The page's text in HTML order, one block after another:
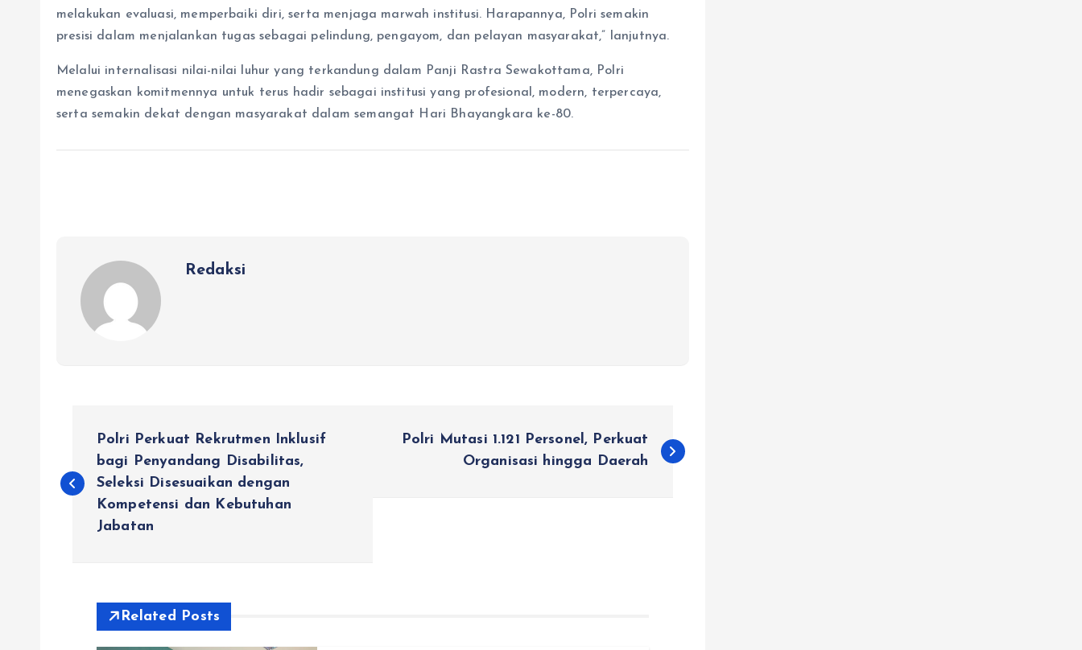
melakukan evaluasi, memperbaiki diri, serta menjaga marwah institusi. Harapannya, Polri semakin
presisi dalam menjalankan tugas sebagai pelindung, pengayom, dan pelayan masyarakat,” lanjutnya.
Melalui internalisasi nilai-nilai luhur yang terkandung dalam Panji Rastra Sewakottama, Polri
menegaskan komitmennya untuk terus hadir sebagai institusi yang profesional, modern, terpercaya,
serta semakin dekat dengan masyarakat dalam semangat Hari Bhayangkara ke-80.
Redaksi
a
Polri Perkuat Rekrutmen Inklusif
bagi Penyandang Disabilitas,
Seleksi Disesuaikan dengan
Kompetensi dan Kebutuhan
Jabatan
Polri Mutasi 1.121 Personel, Perkuat
Organisasi hingga Daerah
Related Posts